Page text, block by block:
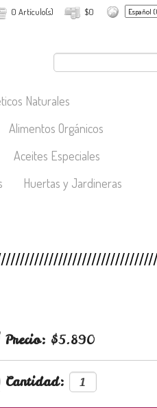
$0
0 Artículo(s)
Naturales
Alimentos Orgánicos
Aceites Especiales
Huertas y Jardineras
Precio: $5.890
Cantidad: